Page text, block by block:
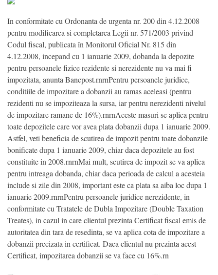
In conformitate cu Ordonanta de urgenta nr. 200 din 4.12.2008
pentru modificarea si completarea Legii nr. 571/2003 privind
Codul fiscal, publicata în Monitorul Oficial Nr. 815 din
4.12.2008, incepand cu 1 ianuarie 2009, dobanda la depozite
pentru persoanele fizice rezidente si nerezidente nu va mai fi
impozitata, anunta Bancpost.rnrnPentru persoanele juridice,
conditiile de impozitare a dobanzii au ramas aceleasi (pentru
rezidenti nu se impoziteaza la sursa, iar pentru nerezidenti nivelul
de impozitare ramane de 16%).rnrnAceste masuri se aplica pentru
toate depozitele care vor avea plata dobanzii dupa 1 ianuarie 2009.
Astfel, veti beneficia de scutirea de impozit pentru toate dobanzile
bonificate dupa 1 ianuarie 2009, chiar daca depozitele au fost
constituite in 2008.rnrnMai mult, scutirea de impozit se va aplica
pentru intreaga dobanda, chiar daca perioada de calcul a acesteia
include si zile din 2008, important este ca plata sa aiba loc dupa 1
ianuarie 2009.rnrnPentru persoanele juridice nerezidente, in
conformitate cu Tratatele de Dubla Impozitare (Double Taxation
Treates), in cazul in care clientul prezinta Certificat fiscal emis de
autoritatea din tara de resedinta, se va aplica cota de impozitare a
dobanzii precizata in certificat. Daca clientul nu prezinta acest
Certificat, impozitarea dobanzii se va face cu 16%.rn